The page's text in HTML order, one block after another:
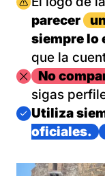
parecer
siempre lo
que la
Imagen
No
sigas
Imagen
Utiliza
oficiales.